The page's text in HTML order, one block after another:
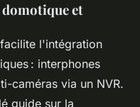
et
facilite l'intégration
: interphones
caméras via un NVR.
guide sur la